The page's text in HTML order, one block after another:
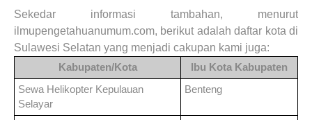
Sekedar informasi tambahan, menurut
ilmupengetahuanumum.com, berikut adalah daftar kota di
Sulawesi Selatan yang menjadi cakupan kami juga:
Kabupaten/Kota
Ibu Kota Kabupaten
Sewa Helikopter Kepulauan
Selayar
Benteng